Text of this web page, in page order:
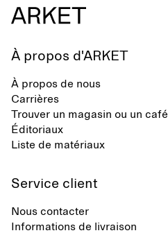
À propos d'ARKET
À propos de nous
Carrières
Trouver un magasin ou un café
Éditoriaux
Liste de matériaux
Service client
Nous contacter
Informations de livraison